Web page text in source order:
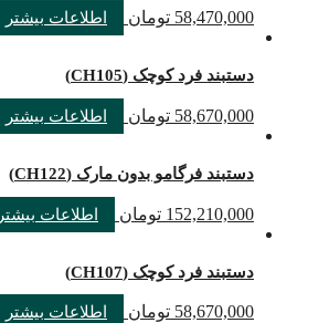
58,470,000 تومان اطلاعات بیشتر
دستبند فرد کوچک (CH105)
58,670,000 تومان اطلاعات بیشتر
دستبند فرگامو بدون مارک (CH122)
152,210,000 تومان اطلاعات بیشتر
دستبند فرد کوچک (CH107)
58,670,000 تومان اطلاعات بیشتر